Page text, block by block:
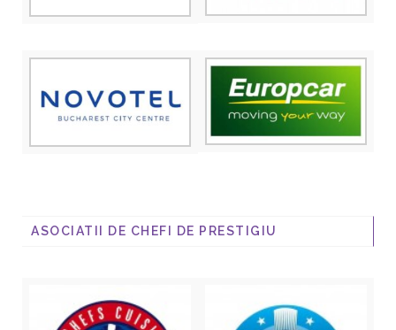
ASOCIATII DE CHEFI DE PRESTIGIU